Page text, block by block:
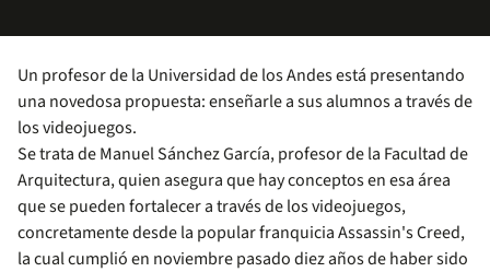
Un profesor de la Universidad de los Andes está presentando
una novedosa propuesta: enseñarle a sus alumnos a través de
los videojuegos.
Se trata de Manuel Sánchez García, profesor de la Facultad de
Arquitectura, quien asegura que hay conceptos en esa área
que se pueden fortalecer a través de los videojuegos,
concretamente desde la popular franquicia Assassin's Creed,
la cual cumplió en noviembre pasado diez años de haber sido